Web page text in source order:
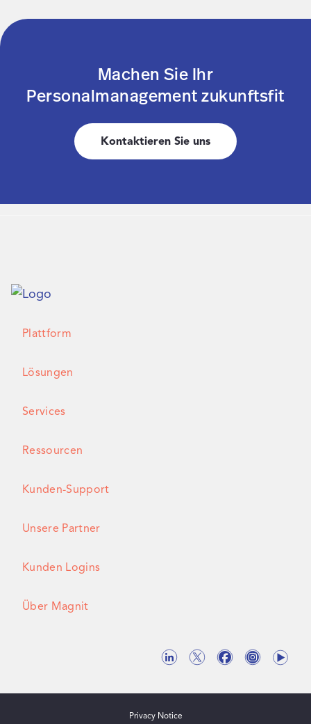
Machen Sie Ihr
Personalmanagement zukunftsfit
Kontaktieren Sie uns
Plattform
Lösungen
Services
Ressourcen
Kunden-Support
Unsere Partner
Kunden Logins
Über Magnit
Privacy Notice